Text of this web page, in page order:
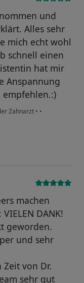
und
Alles sehr
mich echt wohl
schnell einen
hat mir
Anspannung
Zahnarzt • •
machen
DANK!
geworden.
und sehr
von Dr.
sehr gut